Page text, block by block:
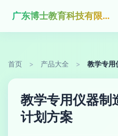
广东博士教育科技有限公司
首页 > 产品大全 > 教学专用
教学专用仪器制
计划方案